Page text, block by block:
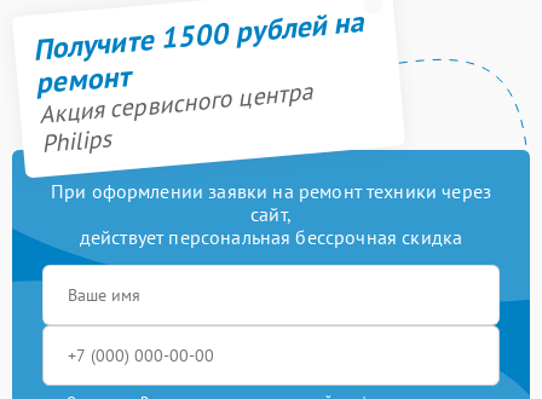
Получите 1500 рублей на
ремонт
Акция сервисного центра
Philips
При оформлении заявки на ремонт техники через
сайт,
действует персональная бессрочная скидка